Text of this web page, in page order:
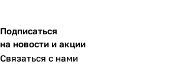
Подписаться
на новости и акции
Связаться с нами